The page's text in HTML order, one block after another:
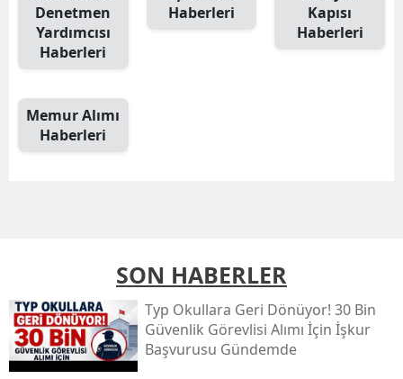
Denetmen
Yardımcısı
Haberleri
Haberleri
Kapısı
Haberleri
Memur Alımı
Haberleri
SON HABERLER
Typ Okullara Geri Dönüyor! 30 Bin
Güvenlik Görevlisi Alımı İçin İşkur
Başvurusu Gündemde